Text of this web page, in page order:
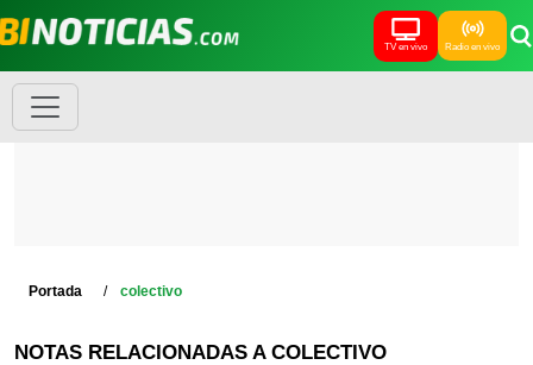
TV en vivo Radio en vivo
Portada colectivo
NOTAS RELACIONADAS A COLECTIVO